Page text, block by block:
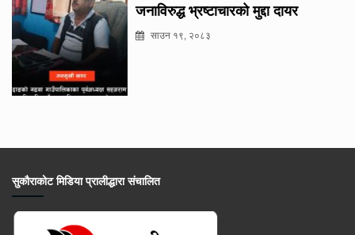
जनाविरुद्ध भ्रष्टाचारको मुद्दा दायर
साउन १९, २०८३
सुकौराकोट मिडिया प्रालीद्धारा संचालित